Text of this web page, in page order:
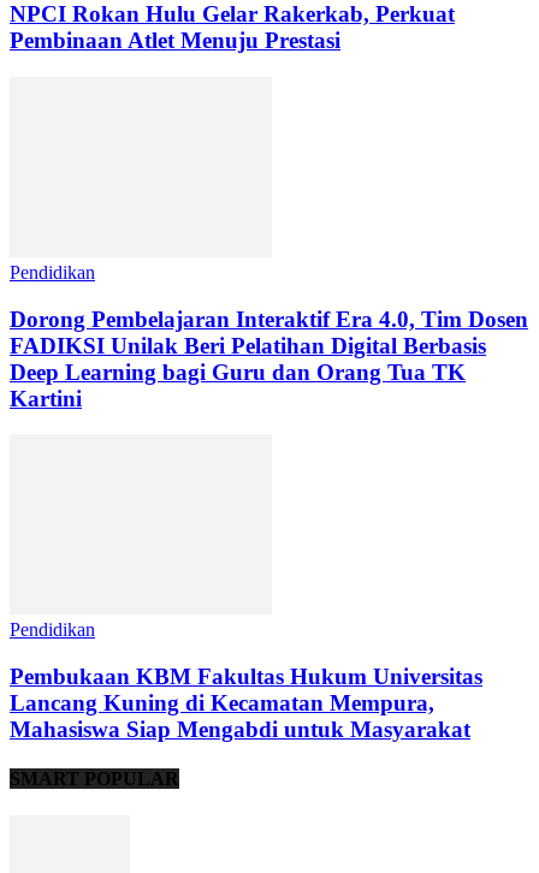
NPCI Rokan Hulu Gelar Rakerkab, Perkuat
Pembinaan Atlet Menuju Prestasi
Pendidikan
Dorong Pembelajaran Interaktif Era 4.0, Tim Dosen
FADIKSI Unilak Beri Pelatihan Digital Berbasis
Deep Learning bagi Guru dan Orang Tua TK
Kartini
Pendidikan
Pembukaan KBM Fakultas Hukum Universitas
Lancang Kuning di Kecamatan Mempura,
Mahasiswa Siap Mengabdi untuk Masyarakat
SMART POPULAR